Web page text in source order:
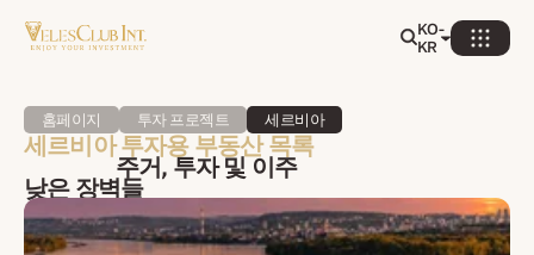
KO-
KR
홈페이지 투자 프로젝트 세르비아
세르비아 투자용 부동산 목록
주거, 투자 및 이주
낮은 장벽들